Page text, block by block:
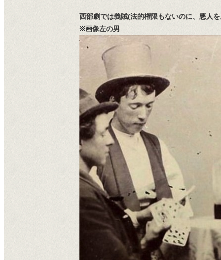
西部劇では義賊(法的権限もないのに、悪人
※画像左の男